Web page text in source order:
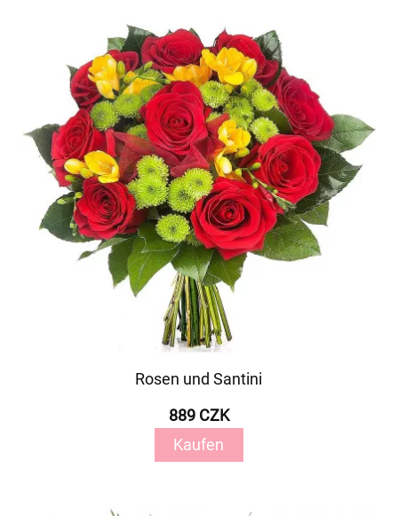
Rosen und Santini
889 CZK
Kaufen